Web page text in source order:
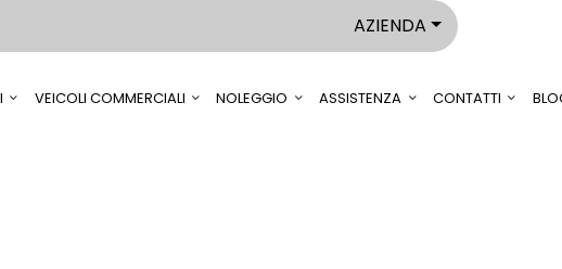
AZIENDA
VEICOLI COMMERCIALI NOLEGGIO ASSISTENZA CONTATTI